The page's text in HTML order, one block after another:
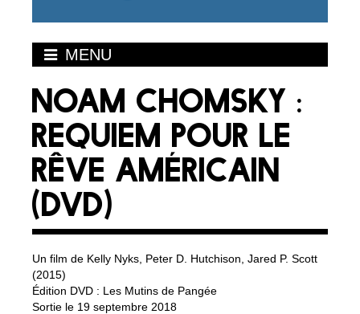
MENU
NOAM CHOMSKY :
REQUIEM POUR LE
RÊVE AMÉRICAIN
(DVD)
Un film de Kelly Nyks, Peter D. Hutchison, Jared P. Scott
(2015)
Édition DVD : Les Mutins de Pangée
Sortie le 19 septembre 2018